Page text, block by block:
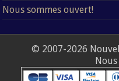
Nous sommes ouvert!
© 2007-2026